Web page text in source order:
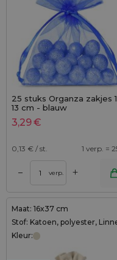
25 stuks Organza zakjes
13 cm - blauw
3,29€
0,13 € / st. 1 verp. =
– verp. +
Maat: 16x37 cm
Stof: Katoen, polyester,
Kleur: